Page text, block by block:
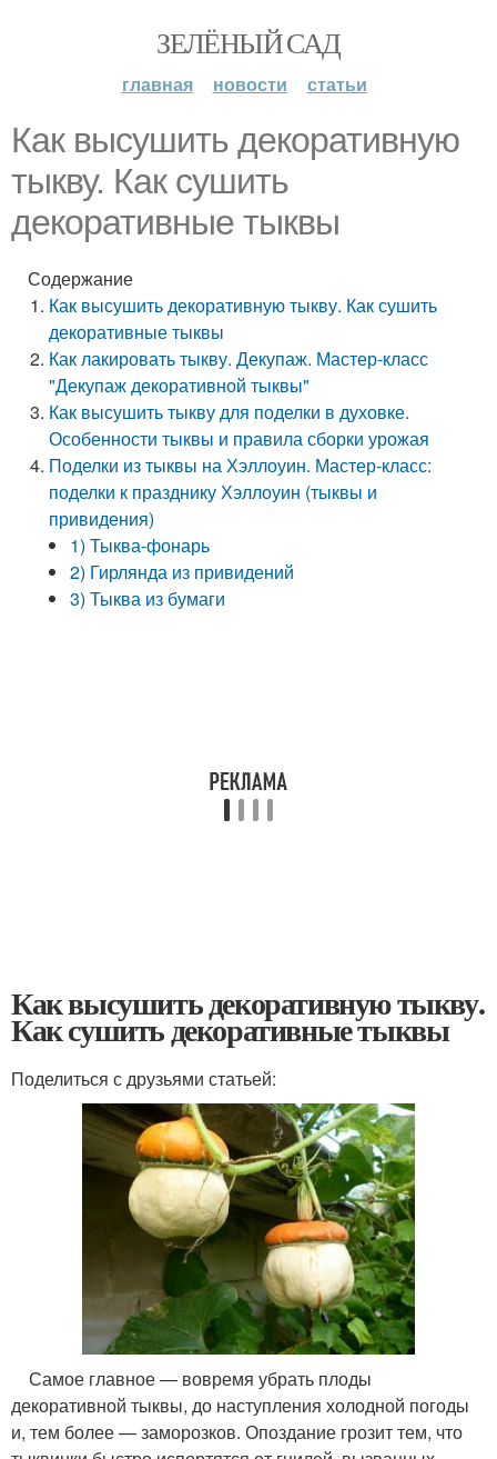
ЗЕЛЁНЫЙ САД
главная новости статьи
Как высушить декоративную
тыкву. Как сушить
декоративные тыквы
Содержание
Как высушить декоративную тыкву. Как сушить
декоративные тыквы
Как лакировать тыкву. Декупаж. Мастер-класс
"Декупаж декоративной тыквы"
Как высушить тыкву для поделки в духовке.
Особенности тыквы и правила сборки урожая
Поделки из тыквы на Хэллоуин. Мастер-класс:
поделки к празднику Хэллоуин (тыквы и
привидения)
1) Тыква-фонарь
2) Гирлянда из привидений
3) Тыква из бумаги
Как высушить декоративную тыкву.
Как сушить декоративные тыквы
Поделиться с друзьями статьей:
Самое главное — вовремя убрать плоды
декоративной тыквы, до наступления холодной погоды
и, тем более — заморозков. Опоздание грозит тем, что